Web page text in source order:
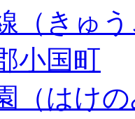
（きゅ
小国町
（はけ